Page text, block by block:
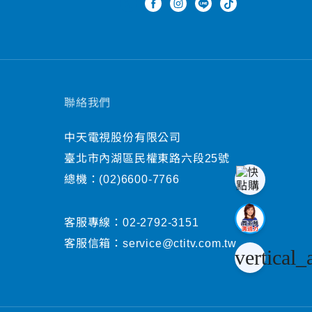
聯絡我們
中天電視股份有限公司
臺北市內湖區民權東路六段25號
總機： (02)6600-7766
客服專線： 02-2792-3151
客服信箱： service@ctitv.com.tw